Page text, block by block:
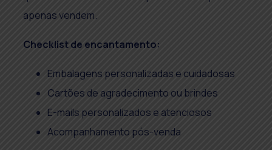
apenas vendem.
Checklist de encantamento:
Embalagens personalizadas e cuidadosas
Cartões de agradecimento ou brindes
E-mails personalizados e atenciosos
Acompanhamento pós-venda